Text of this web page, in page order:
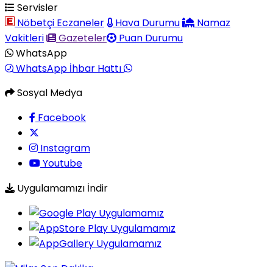
Servisler
Nöbetçi Eczaneler
Hava Durumu
Namaz
Vakitleri
Gazeteler
Puan Durumu
WhatsApp
WhatsApp İhbar Hattı
Sosyal Medya
Facebook
Instagram
Youtube
Uygulamamızı İndir